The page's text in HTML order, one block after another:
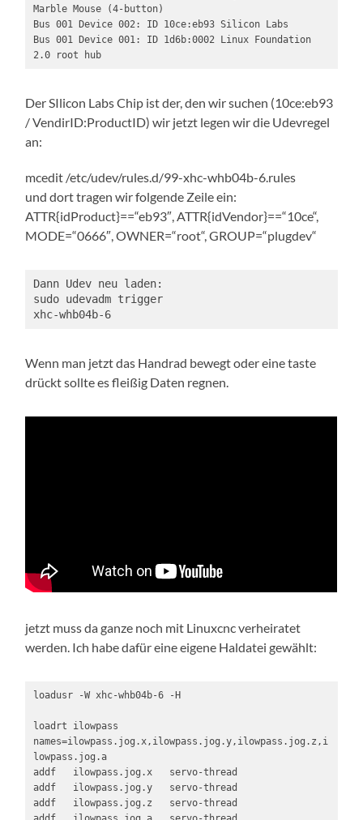
Marble Mouse (4-button)
Bus 001 Device 002: ID 10ce:eb93 Silicon Labs
Bus 001 Device 001: ID 1d6b:0002 Linux Foundation
2.0 root hub
Der SIlicon Labs Chip ist der, den wir suchen (10ce:eb93
/ VendirID:ProductID) wir jetzt legen wir die Udevregel
an:
mcedit /etc/udev/rules.d/99-xhc-whb04b-6.rules
und dort tragen wir folgende Zeile ein:
ATTR{idProduct}==“eb93″, ATTR{idVendor}==“10ce“,
MODE=“0666″, OWNER=“root“, GROUP=“plugdev“
Dann Udev neu laden:
sudo udevadm trigger
xhc-whb04b-6
Wenn man jetzt das Handrad bewegt oder eine taste
drückt sollte es fleißig Daten regnen.
jetzt muss da ganze noch mit Linuxcnc verheiratet
werden. Ich habe dafür eine eigene Haldatei gewählt:
loadusr -W xhc-whb04b-6 -H
loadrt ilowpass
names=ilowpass.jog.x,ilowpass.jog.y,ilowpass.jog.z,i
lowpass.jog.a
addf   ilowpass.jog.x   servo-thread
addf   ilowpass.jog.y   servo-thread
addf   ilowpass.jog.z   servo-thread